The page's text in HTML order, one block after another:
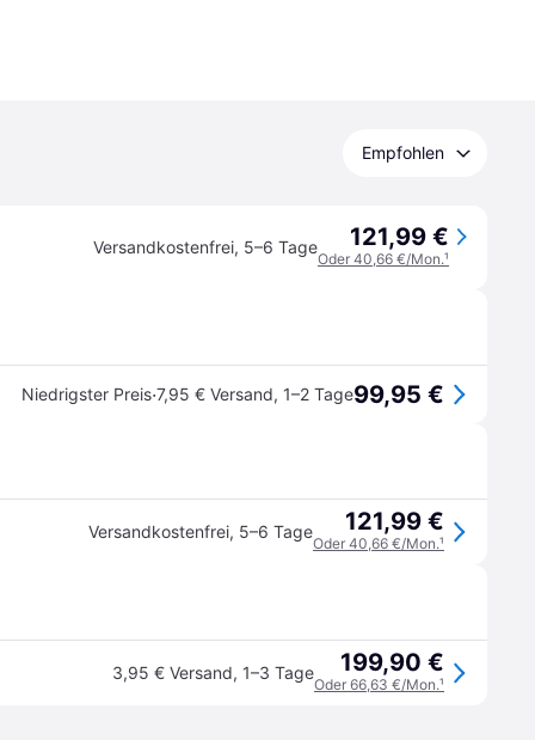
Empfohlen
Versandkostenfrei, 5–6 Tage 121,99 €
Oder 40,66 €/Mon.¹
Niedrigster Preis·7,95 € Versand, 1–2 Tage99,95 €
Versandkostenfrei, 5–6 Tage 121,99 €
Oder 40,66 €/Mon.¹
3,95 € Versand, 1–3 Tage 199,90 €
Oder 66,63 €/Mon.¹